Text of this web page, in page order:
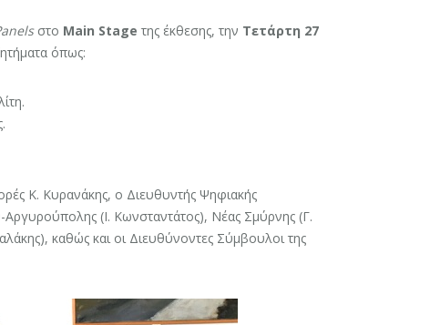
στο Main Stage της έκθεσης, την Τετάρτη 27
όπως:
Κ. Κυρανάκης, ο Διευθυντής Ψηφιακής
(Ι. Κωνσταντάτος), Νέας Σμύρνης (Γ.
καθώς και οι Διευθύνοντες Σύμβουλοι της